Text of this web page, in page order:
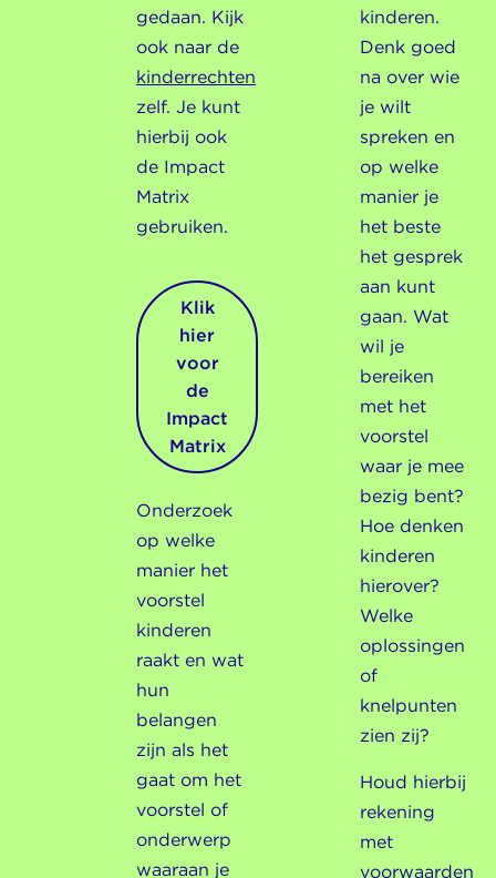
gedaan. Kijk
ook naar de
kinderrechten
zelf. Je kunt
hierbij ook
de Impact
Matrix
gebruiken.
Klik
hier
voor
de
Impact
Matrix
Onderzoek
op welke
manier het
voorstel
kinderen
raakt en wat
hun
belangen
zijn als het
gaat om het
voorstel of
onderwerp
waaraan je
kinderen.
Denk goed
na over wie
je wilt
spreken en
op welke
manier je
het beste
het gesprek
aan kunt
gaan. Wat
wil je
bereiken
met het
voorstel
waar je mee
bezig bent?
Hoe denken
kinderen
hierover?
Welke
oplossingen
of
knelpunten
zien zij?
Houd hierbij
rekening
met
voorwaarden